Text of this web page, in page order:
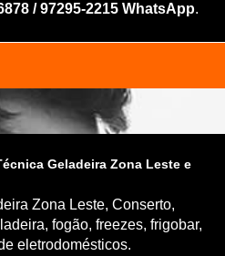
/ 97295-2215 WhatsApp.
Geladeira Zona Leste e
Zona Leste, Conserto,
fogão, freezes, frigobar,
eletrodomésticos.